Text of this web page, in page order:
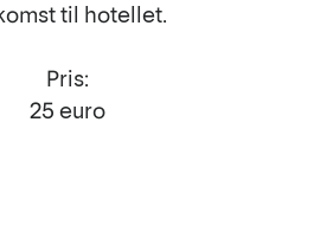
til hotellet.
Pris:
25 euro